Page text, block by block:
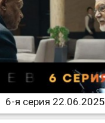
6-я серия 22.06.2025